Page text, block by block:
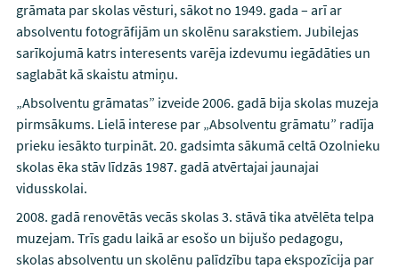
grāmata par skolas vēsturi, sākot no 1949. gada – arī ar
absolventu fotogrāfijām un skolēnu sarakstiem. Jubilejas
sarīkojumā katrs interesents varēja izdevumu iegādāties un
saglabāt kā skaistu atmiņu.
„Absolventu grāmatas” izveide 2006. gadā bija skolas muzeja
pirmsākums. Lielā interese par „Absolventu grāmatu” radīja
prieku iesākto turpināt. 20. gadsimta sākumā celtā Ozolnieku
skolas ēka stāv līdzās 1987. gadā atvērtajai jaunajai
vidusskolai.
2008. gadā renovētās vecās skolas 3. stāvā tika atvēlēta telpa
muzejam. Trīs gadu laikā ar esošo un bijušo pedagogu,
skolas absolventu un skolēnu palīdzību tapa ekspozīcija par